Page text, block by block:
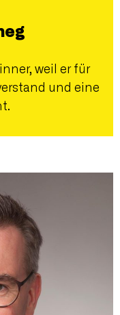
weil er für
und eine